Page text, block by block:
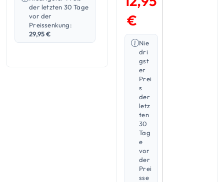
der letzten 30 Tage
vor der
Preissenkung:
29,95€
€
Nie
dri
gst
er
Prei
s
der
letz
ten
30
Tag
e
vor
der
Prei
sse